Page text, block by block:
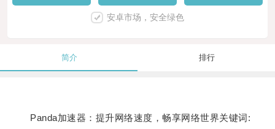
安卓市场，安全绿色
简介 排行
Panda加速器：提升网络速度，畅享网络世界关键词: